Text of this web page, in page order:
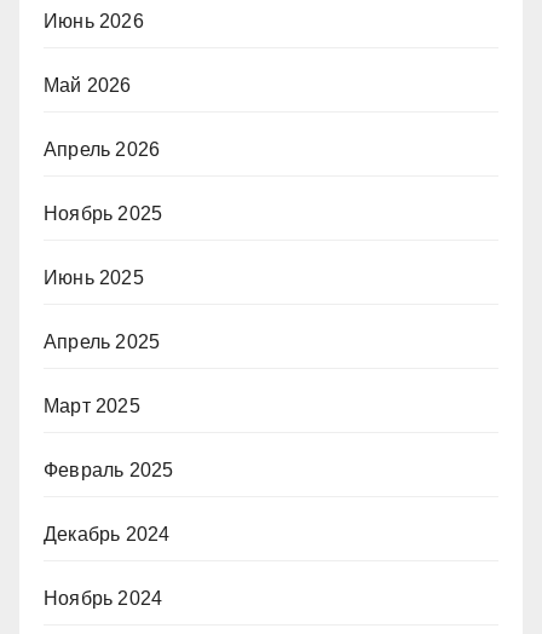
Июнь 2026
Май 2026
Апрель 2026
Ноябрь 2025
Июнь 2025
Апрель 2025
Март 2025
Февраль 2025
Декабрь 2024
Ноябрь 2024